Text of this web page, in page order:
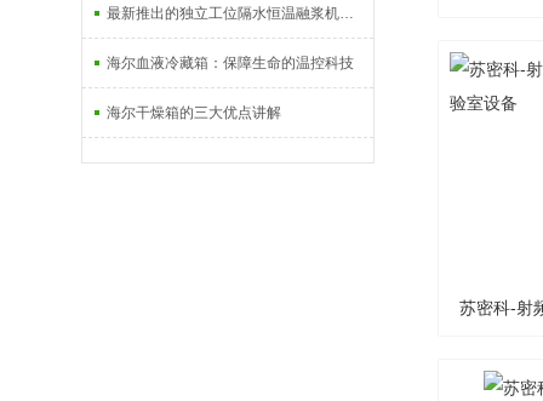
最新推出的独立工位隔水恒温融浆机产品系列
海尔血液冷藏箱：保障生命的温控科技
海尔干燥箱的三大优点讲解
苏密科-射